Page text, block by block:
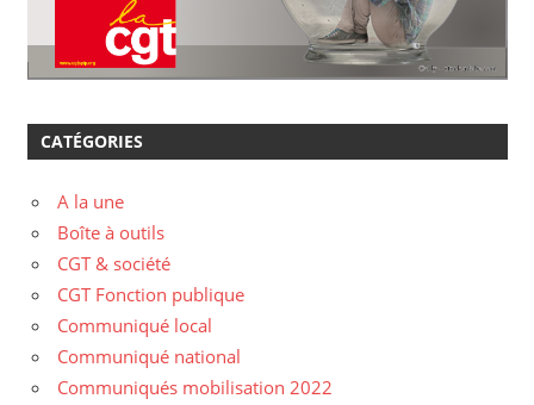
CATÉGORIES
A la une
Boîte à outils
CGT & société
CGT Fonction publique
Communiqué local
Communiqué national
Communiqués mobilisation 2022